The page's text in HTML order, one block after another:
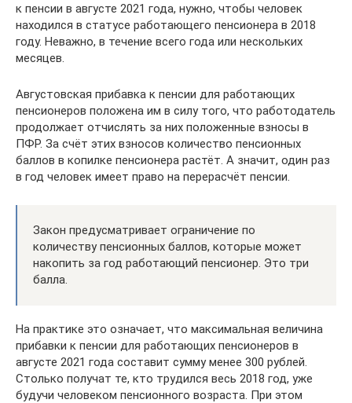
к пенсии в августе 2021 года, нужно, чтобы человек
находился в статусе работающего пенсионера в 2018
году. Неважно, в течение всего года или нескольких
месяцев.
Августовская прибавка к пенсии для работающих
пенсионеров положена им в силу того, что работодатель
продолжает отчислять за них положенные взносы в
ПФР. За счёт этих взносов количество пенсионных
баллов в копилке пенсионера растёт. А значит, один раз
в год человек имеет право на перерасчёт пенсии.
Закон предусматривает ограничение по
количеству пенсионных баллов, которые может
накопить за год работающий пенсионер. Это три
балла.
На практике это означает, что максимальная величина
прибавки к пенсии для работающих пенсионеров в
августе 2021 года составит сумму менее 300 рублей.
Столько получат те, кто трудился весь 2018 год, уже
будучи человеком пенсионного возраста. При этом